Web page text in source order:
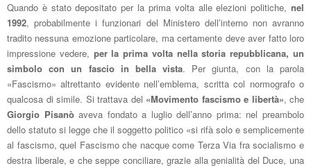
Quando è stato depositato per la prima volta alle elezioni politiche, nel
1992, probabilmente i funzionari del Ministero dell’interno non avranno
tradito nessuna emozione particolare, ma certamente deve aver fatto loro
impressione vedere, per la prima volta nella storia repubblicana, un
simbolo con un fascio in bella vista. Per giunta, con la parola
«Fascismo» altrettanto evidente nell’emblema, scritta col normografo o
qualcosa di simile. Si trattava del «Movimento fascismo e libertà», che
Giorgio Pisanòaveva fondato a luglio dell’anno prima: nel preambolo
dello statuto si legge che il soggetto politico «si rifà solo e semplicemente
al fascismo, quel Fascismo che nacque come Terza Via fra socialismo e
destra liberale, e che seppe conciliare, grazie alla genialità del Duce, una